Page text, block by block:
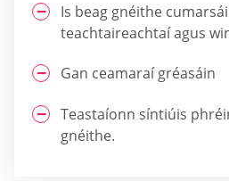
Is beag gnéithe
teachtaireachtaí agus
Gan ceamaraí gréasáin
Teastaíonn síntiúis
gnéithe.